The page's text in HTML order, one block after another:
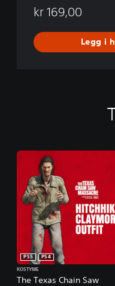
kr 169,00
Legg i
The Texas Chain Saw
PS5
PS4
KOSTYME